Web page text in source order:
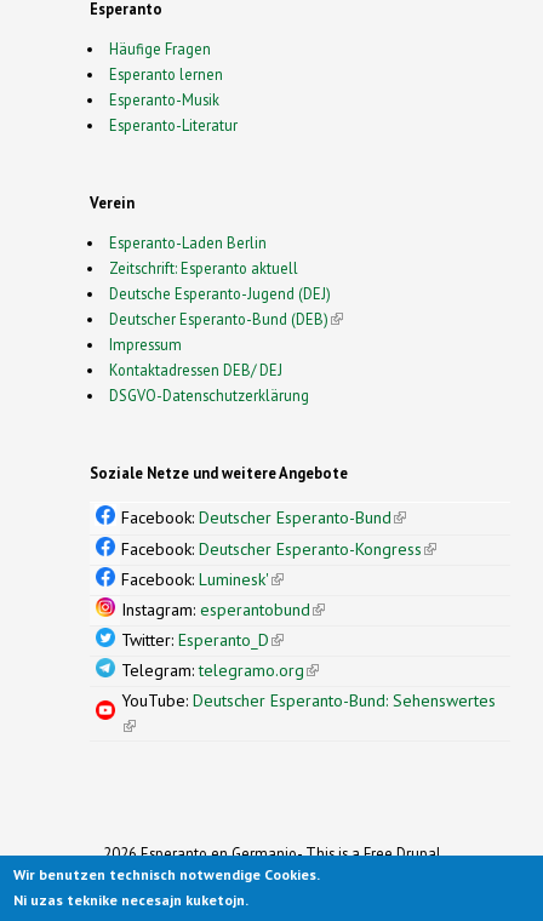
Esperanto
Häufige Fragen
Esperanto lernen
Esperanto-Musik
Esperanto-Literatur
Verein
Esperanto-Laden Berlin
Zeitschrift: Esperanto aktuell
Deutsche Esperanto-Jugend (DEJ)
Deutscher Esperanto-Bund (DEB)(link is external)
Impressum
Kontaktadressen DEB/ DEJ
DSGVO-Datenschutzerklärung
Soziale Netze und weitere Angebote
Facebook: Deutscher Esperanto-Bund(link is
external)
Facebook: Deutscher Esperanto-Kongress(link is
Facebook: Luminesk'(link is external)
Instagram: esperantobund(link is external)
Twitter: Esperanto_D(link is external)
Telegram:telegramo.org(link is external)
YouTube: Deutscher Esperanto-Bund: Sehenswertes
(link is external)
2026 Esperanto en Germanio- This is a Free Drupal
Theme
Ported to Drupal for the Open Source Community by
Wir benutzen technisch notwendige Cookies.
Ni uzas teknike necesajn kuketojn.